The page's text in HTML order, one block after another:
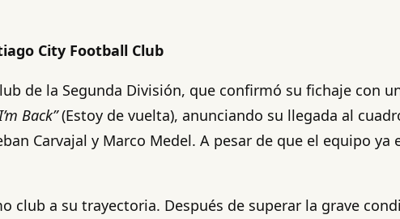
City Football Club
de la Segunda División, que confirmó su fichaje con
Back”(Estoy de vuelta), anunciando su llegada al
Carvajal y Marco Medel. A pesar de que el equipo
club a su trayectoria. Después de superar la grave